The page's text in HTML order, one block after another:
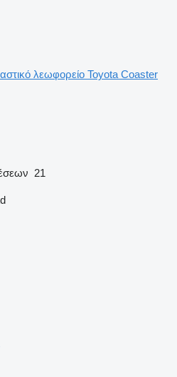
αστικό λεωφορείο Toyota Coaster
21